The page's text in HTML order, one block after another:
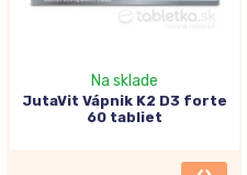
Na sklade
JutaVit Vápnik K2 D3 forte
60 tabliet